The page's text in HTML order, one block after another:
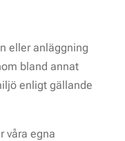
eller anläggning
bland annat
enligt gällande
våra egna